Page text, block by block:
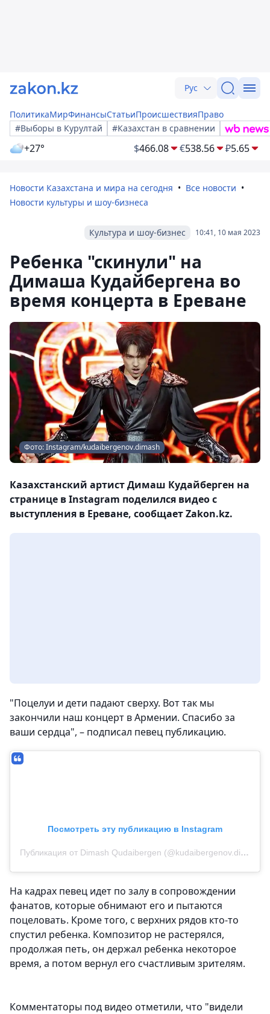
Рус
ПолитикаМирФинансыСтатьиПроисшествияПраво
#Выборы в Курултай
#Казахстан в сравнении
+27° $466.08 €538.56 ₽5.65
Новости Казахстана и мира на сегодня
Все новости
Новости культуры и шоу-бизнеса
10:41, 10 мая 2023
Культура и шоу-бизнес
Ребенка "скинули" на
Димаша Кудайбергена во
время концерта в Ереване
Фото: Instagram/kudaibergenov.dimash
Казахстанский артист Димаш Кудайберген на
странице в Instagram поделился видео с
выступления в Ереване, сообщает Zakon.kz.
"Поцелуи и дети падают сверху. Вот так мы
закончили наш концерт в Армении. Спасибо за
ваши сердца", – подписал певец публикацию.
Посмотреть эту публикацию в Instagram
Публикация от Dimash Qudaibergen (@kudaibergenov.dimash)
На кадрах певец идет по залу в сопровождении
фанатов, которые обнимают его и пытаются
поцеловать. Кроме того, с верхних рядов кто-то
спустил ребенка. Композитор не растерялся,
продолжая петь, он держал ребенка некоторое
время, а потом вернул его счастливым зрителям.
Комментаторы под видео отметили, что "видели